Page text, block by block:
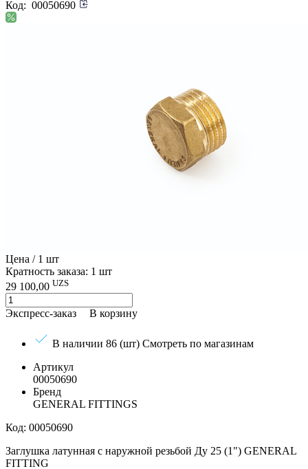
Код: 00050690
Цена / 1 шт
Кратность заказа: 1 шт
29 100,00 UZS
Экспресс-заказ В корзину
В наличии 86 (шт) Смотреть по магазинам
Артикул
00050690
Бренд
GENERAL FITTINGS
Код: 00050690
Заглушка латунная с наружной резьбой Ду 25 (1") GENERAL
FITTING